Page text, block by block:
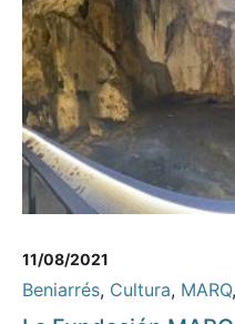
11/08/2021
Beniarrés, Cultura, MARQ,